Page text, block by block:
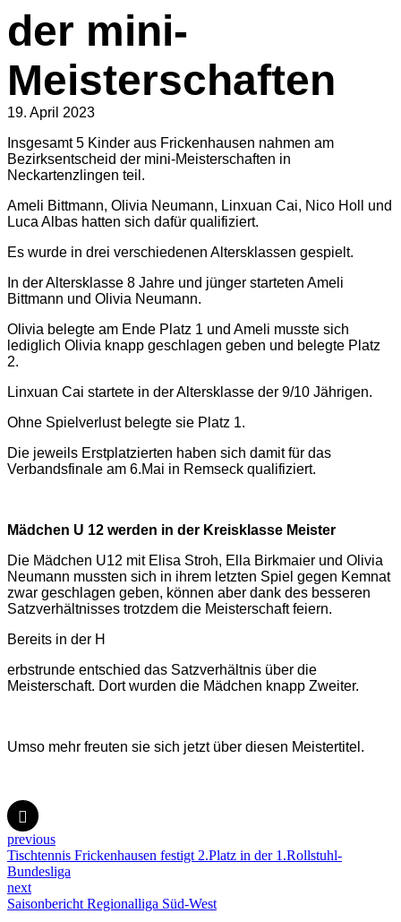
der mini-
Meisterschaften
19. April 2023
Insgesamt 5 Kinder aus Frickenhausen nahmen am
Bezirksentscheid der mini-Meisterschaften in
Neckartenzlingen teil.
Ameli Bittmann, Olivia Neumann, Linxuan Cai, Nico Holl und
Luca Albas hatten sich dafür qualifiziert.
Es wurde in drei verschiedenen Altersklassen gespielt.
In der Altersklasse 8 Jahre und jünger starteten Ameli
Bittmann und Olivia Neumann.
Olivia belegte am Ende Platz 1 und Ameli musste sich
lediglich Olivia knapp geschlagen geben und belegte Platz
2.
Linxuan Cai startete in der Altersklasse der 9/10 Jährigen.
Ohne Spielverlust belegte sie Platz 1.
Die jeweils Erstplatzierten haben sich damit für das
Verbandsfinale am 6.Mai in Remseck qualifiziert.
Mädchen U 12 werden in der Kreisklasse Meister
Die Mädchen U12 mit Elisa Stroh, Ella Birkmaier und Olivia
Neumann mussten sich in ihrem letzten Spiel gegen Kemnat
zwar geschlagen geben, können aber dank des besseren
Satzverhältnisses trotzdem die Meisterschaft feiern.
Bereits in der H
erbstrunde entschied das Satzverhältnis über die
Meisterschaft. Dort wurden die Mädchen knapp Zweiter.
Umso mehr freuten sie sich jetzt über diesen Meistertitel.
previous
Tischtennis Frickenhausen festigt 2.Platz in der 1.Rollstuhl-
Bundesliga
next
Saisonbericht Regionalliga Süd-West